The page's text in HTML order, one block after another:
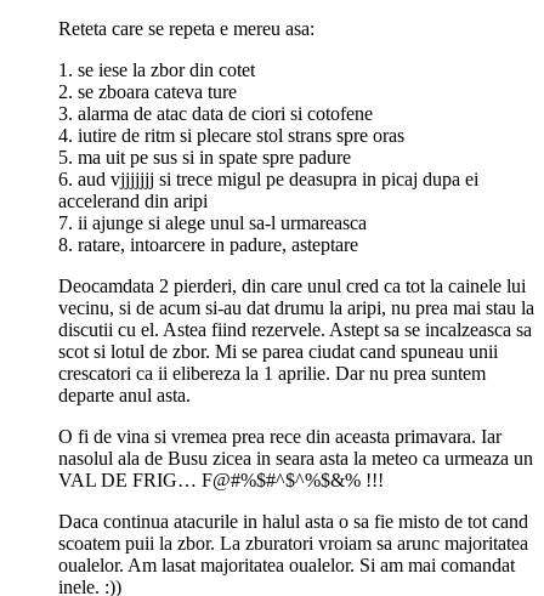
Reteta care se repeta e mereu asa:
1. se iese la zbor din cotet
2. se zboara cateva ture
3. alarma de atac data de ciori si cotofene
4. iutire de ritm si plecare stol strans spre oras
5. ma uit pe sus si in spate spre padure
6. aud vjjjjjjj si trece migul pe deasupra in picaj dupa ei
accelerand din aripi
7. ii ajunge si alege unul sa-l urmareasca
8. ratare, intoarcere in padure, asteptare
Deocamdata 2 pierderi, din care unul cred ca tot la cainele lui
vecinu, si de acum si-au dat drumu la aripi, nu prea mai stau la
discutii cu el. Astea fiind rezervele. Astept sa se incalzeasca sa
scot si lotul de zbor. Mi se parea ciudat cand spuneau unii
crescatori ca ii elibereza la 1 aprilie. Dar nu prea suntem
departe anul asta.
O fi de vina si vremea prea rece din aceasta primavara. Iar
nasolul ala de Busu zicea in seara asta la meteo ca urmeaza un
VAL DE FRIG… F@#%$#^$^%$&% !!!
Daca continua atacurile in halul asta o sa fie misto de tot cand
scoatem puii la zbor. La zburatori vroiam sa arunc majoritatea
oualelor. Am lasat majoritatea oualelor. Si am mai comandat
inele. :))